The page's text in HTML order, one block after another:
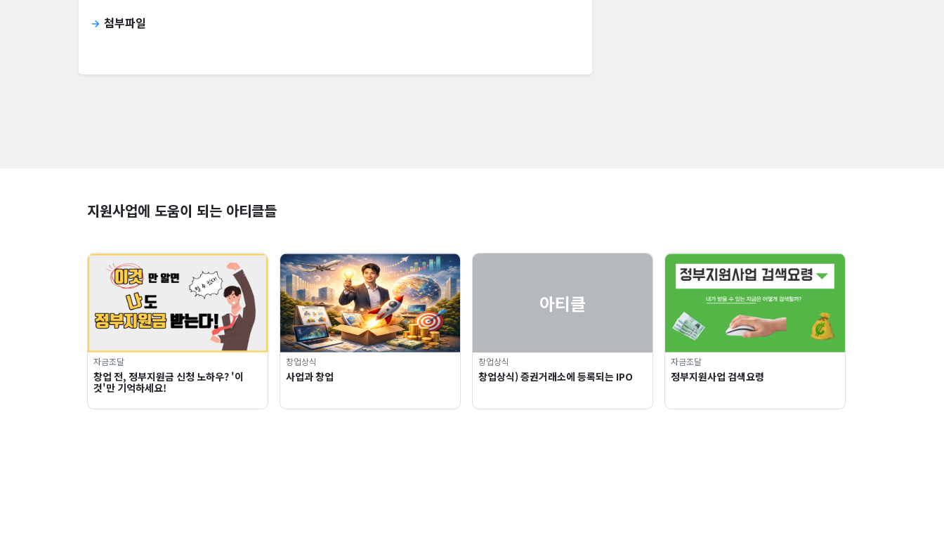
arrow_forward 첨부파일
지원사업에 도움이 되는 아티클들
자금조달
창업 전, 정부지원금 신청 노하우? '이
것'만 기억하세요!
창업상식
사업과 창업
아티클
창업상식
창업상식) 증권거래소에 등록되는 IPO
자금조달
정부지원사업 검색요령